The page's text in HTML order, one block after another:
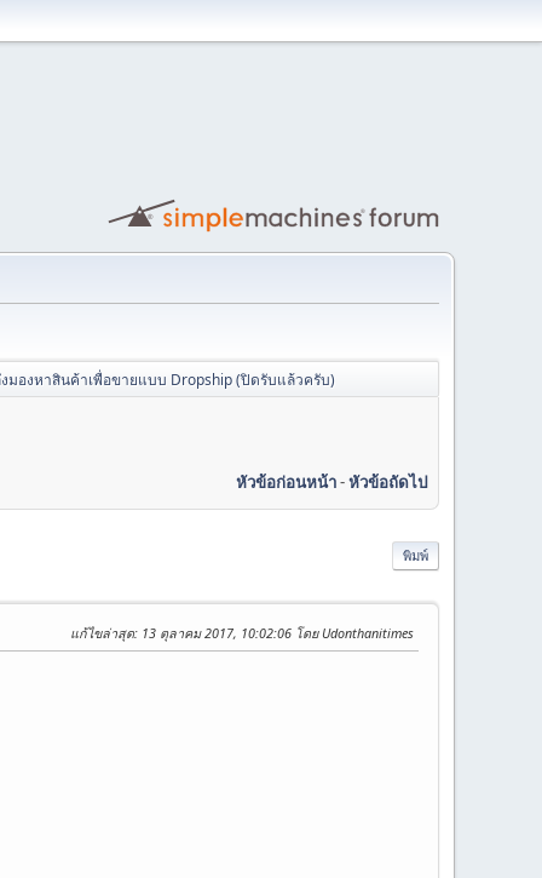
มองหาสินค้าเพื่อขายแบบ Dropship (ปิดรับแล้วครับ)
หัวข้อก่อนหน้า-หัวข้อถัดไป
พิมพ์
แก้ไขล่าสุด: 13 ตุลาคม 2017, 10:02:06 โดย Udonthanitimes